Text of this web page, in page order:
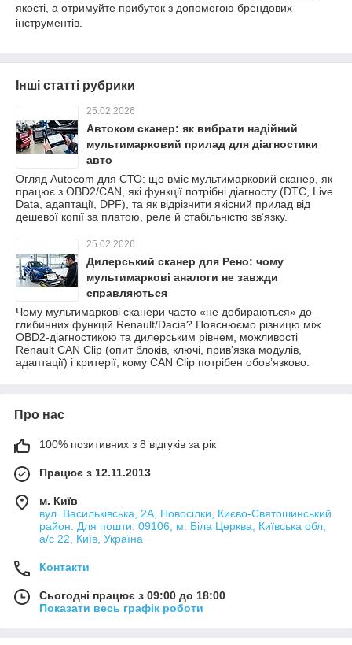
якості, а отримуйте прибуток з допомогою брендових
інструментів.
Інші статті рубрики
25.02.2026
Автоком сканер: як вибрати надійний
мультимарковий прилад для діагностики
авто
Огляд Autocom для СТО: що вміє мультимарковий сканер, як
працює з OBD2/CAN, які функції потрібні діагносту (DTC, Live
Data, адаптації, DPF), та як відрізнити якісний прилад від
дешевої копії за платою, реле й стабільністю зв’язку.
25.02.2026
Дилерський сканер для Рено: чому
мультимаркові аналоги не завжди
справляються
Чому мультимаркові сканери часто «не добираються» до
глибинних функцій Renault/Dacia? Пояснюємо різницю між
OBD2-діагностикою та дилерським рівнем, можливості
Renault CAN Clip (опит блоків, ключі, прив’язка модулів,
адаптації) і критерії, кому CAN Clip потрібен обов’язково.
Про нас
100% позитивних з 8 відгуків за рік
Працює з 12.11.2013
м. Київ
вул. Васильківська, 2А, Новосілки, Києво-Святошинський
район. Для пошти: 09106, м. Біла Церква, Київська обл,
а/с 22, Київ, Україна
Контакти
Сьогодні працює з 09:00 до 18:00
Показати весь графік роботи